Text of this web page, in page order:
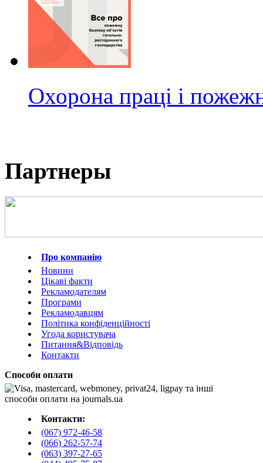
Охорона праці і
Партнеры
Про компанію
Новини
Цікаві факти
Рекламодателям
Програми
Рекламодавцям
Політика конфіденційності
Угода користувача
Питання&Відповідь
Контакти
Способи оплати
Контакти:
(067) 972-46-58
(066) 262-57-74
(063) 397-27-65